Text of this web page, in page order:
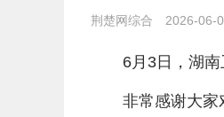
荆楚网综合 2026-06-
6月3日，湖南
非常感谢大家